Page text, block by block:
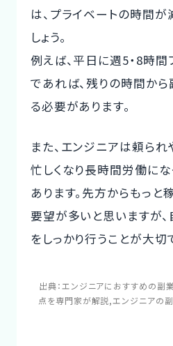
は、プライベートの時間が
しょう。
例えば、平日に週5・8時
であれば、残りの時間か
る必要があります。
また、エンジニアは頼られ
忙しくなり長時間労働に
あります。先方からもっと
要望が多いと思いますが
をしっかり行うことが大切
出典：エンジニアにおすすめの副
点を専門家が解説,エンジニアの